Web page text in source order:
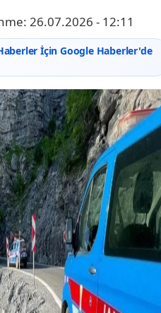
26.07.2026 - 12:11
İçin Google Haberler'de